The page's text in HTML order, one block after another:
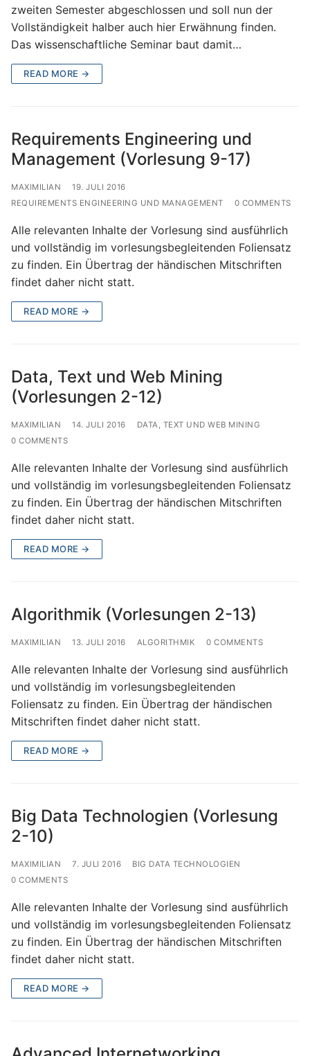
zweiten Semester abgeschlossen und soll nun der
Vollständigkeit halber auch hier Erwähnung finden.
Das wissenschaftliche Seminar baut damit…
READ MORE →
Requirements Engineering und
Management (Vorlesung 9-17)
MAXIMILIAN
19. JULI 2016
REQUIREMENTS ENGINEERING UND MANAGEMENT
0 COMMENTS
Alle relevanten Inhalte der Vorlesung sind ausführlich
und vollständig im vorlesungsbegleitenden Foliensatz
zu finden. Ein Übertrag der händischen Mitschriften
findet daher nicht statt.
READ MORE →
Data, Text und Web Mining
(Vorlesungen 2-12)
MAXIMILIAN 14. JULI 2016
DATA, TEXT UND WEB MINING
0 COMMENTS
Alle relevanten Inhalte der Vorlesung sind ausführlich
und vollständig im vorlesungsbegleitenden Foliensatz
zu finden. Ein Übertrag der händischen Mitschriften
findet daher nicht statt.
READ MORE →
Algorithmik (Vorlesungen 2-13)
MAXIMILIAN 13. JULI 2016 ALGORITHMIK 0 COMMENTS
Alle relevanten Inhalte der Vorlesung sind ausführlich
und vollständig im vorlesungsbegleitenden
Foliensatz zu finden. Ein Übertrag der händischen
Mitschriften findet daher nicht statt.
READ MORE →
Big Data Technologien (Vorlesung
2-10)
MAXIMILIAN 7. JULI 2016
BIG DATA TECHNOLOGIEN
0 COMMENTS
Alle relevanten Inhalte der Vorlesung sind ausführlich
und vollständig im vorlesungsbegleitenden Foliensatz
zu finden. Ein Übertrag der händischen Mitschriften
findet daher nicht statt.
READ MORE →